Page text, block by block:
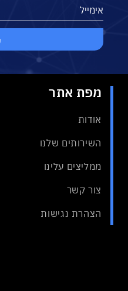
מפת אתר
אודות
השירותים שלנו
ממליצים עלינו
צור קשר
הצהרת נגישות